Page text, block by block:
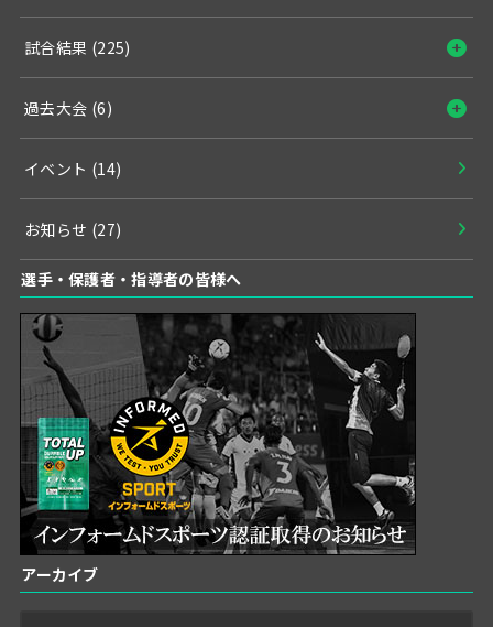
試合結果 (225)
過去大会 (6)
イベント (14)
お知らせ (27)
選手・保護者・指導者の皆様へ
アーカイブ